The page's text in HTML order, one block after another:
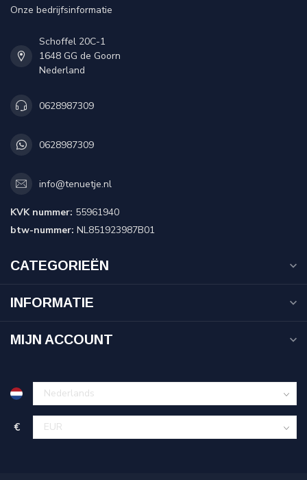
Onze bedrijfsinformatie
Schoffel 20C-1
1648 GG de Goorn
Nederland
0628987309
0628987309
info@tenuetje.nl
KVK nummer: 55961940
btw-nummer: NL851923987B01
CATEGORIEËN
INFORMATIE
MIJN ACCOUNT
€